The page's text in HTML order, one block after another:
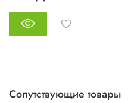
Сопутствующие товары